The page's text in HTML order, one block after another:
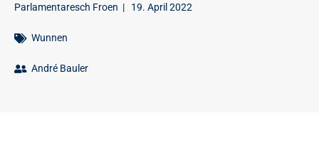
Parlamentaresch Froen | 19. April 2022
Wunnen
André Bauler